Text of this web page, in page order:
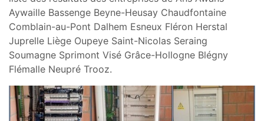
Aywaille Bassenge Beyne-Heusay Chaudfontaine
Comblain-au-Pont Dalhem Esneux Fléron Herstal
Juprelle Liège Oupeye Saint-Nicolas Seraing
Soumagne Sprimont Visé Grâce-Hollogne Blégny
Flémalle Neupré Trooz.